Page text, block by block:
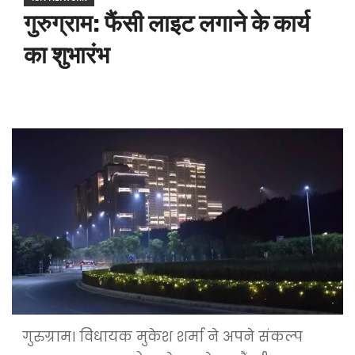
गुरुग्राम: फैंसी लाइट लगाने के कार्य
का शुभारंभ
गुरुग्राम। विधायक मुकेश शर्मा ने अपने संकल्प